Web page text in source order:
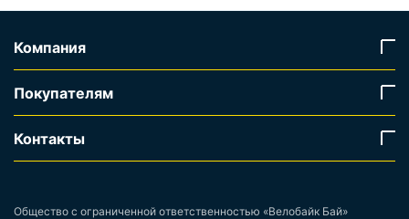
Компания
Покупателям
Контакты
Общество с ограниченной ответственностью «Велобайк Бай»